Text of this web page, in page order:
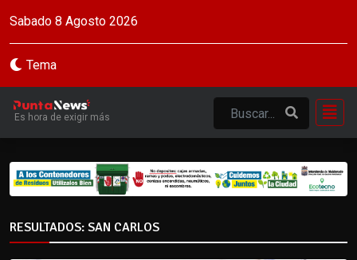
Sabado 8 Agosto 2026
Tema
Es hora de exigir más
RESULTADOS: SAN CARLOS